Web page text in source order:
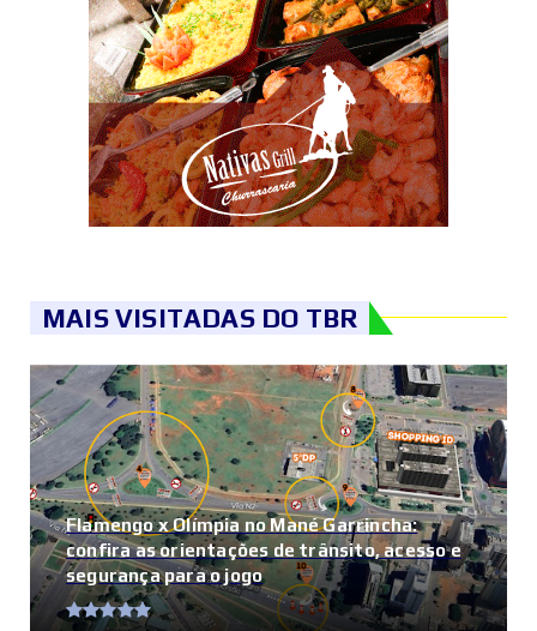
MAIS VISITADAS DO TBR
Flamengo x Olímpia no Mané Garrincha:
confira as orientações de trânsito, acesso e
segurança para o jogo